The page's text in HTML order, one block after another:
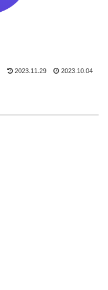
2023.11.29 2023.10.04